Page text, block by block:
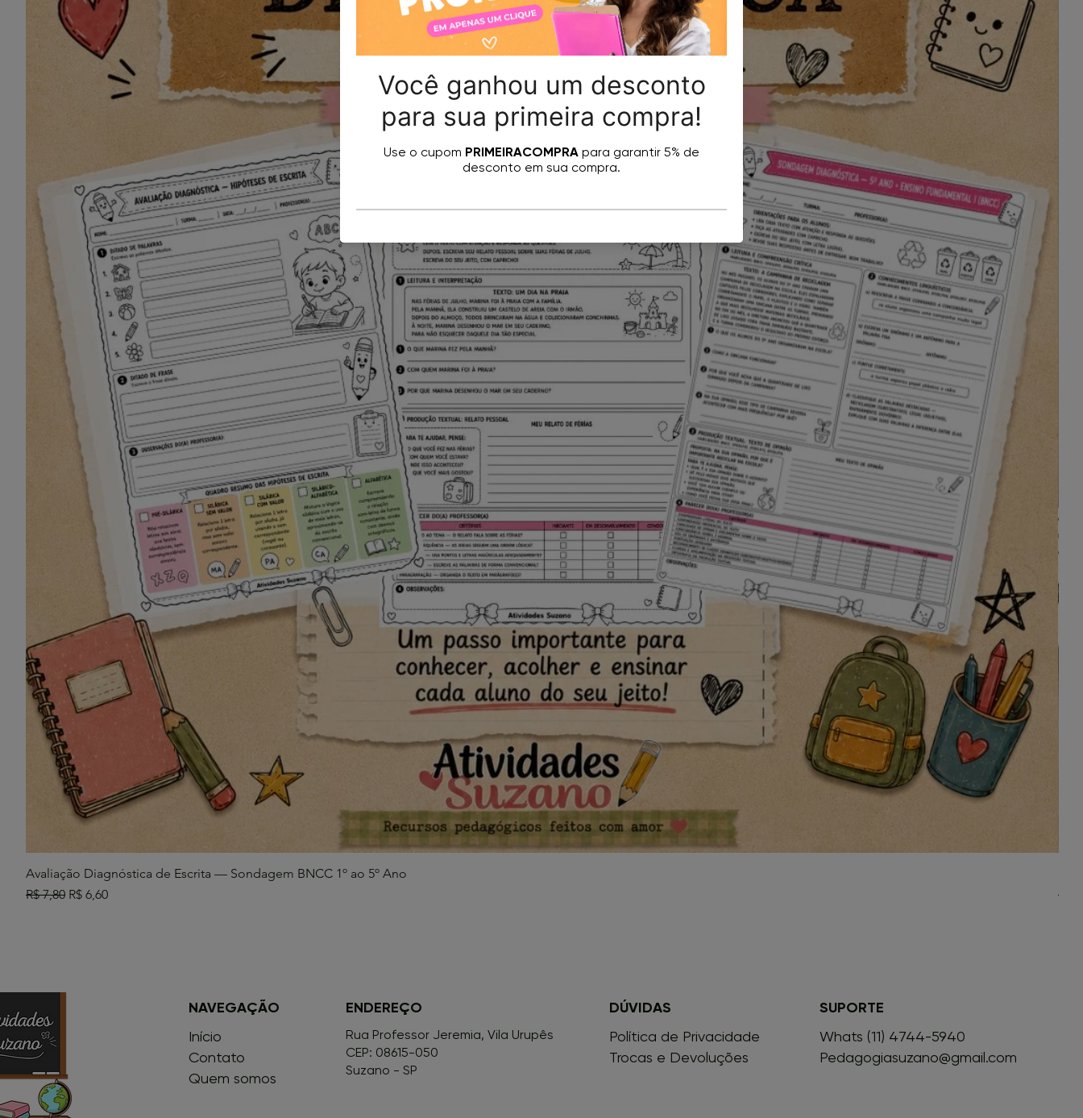
Avaliação Diagnóstica de Escrita — Sondagem BNCC 1º ao 5º Ano
Preço normal
R$ 7,80 Preço promocional
R$ 6,60 R$
NAVEGAÇÃO
Início
Contato
Quem somos
ENDEREÇO
Rua Professor Jeremia, Vila Urupês
CEP: 08615-050
Suzano - SP
DÚVIDAS
Política de Privacidade
Trocas e Devoluções
SUPORTE
Whats (11) 4744-5940
Pedagogiasuzano@gmail.com